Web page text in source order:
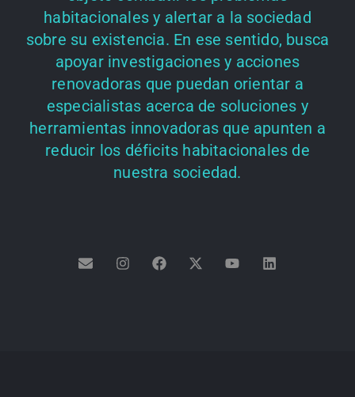
habitacionales y alertar a la sociedad
sobre su existencia. En ese sentido, busca
apoyar investigaciones y acciones
renovadoras que puedan orientar a
especialistas acerca de soluciones y
herramientas innovadoras que apunten a
reducir los déficits habitacionales de
nuestra sociedad.